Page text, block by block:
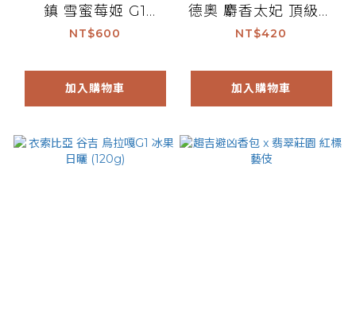
鎮 雪蜜莓姬 G1
(200g)
NT$600
加入購物車
德奧 麝香太妃 頂級耶
加雪菲G1 (120g)
NT$420
加入購物車